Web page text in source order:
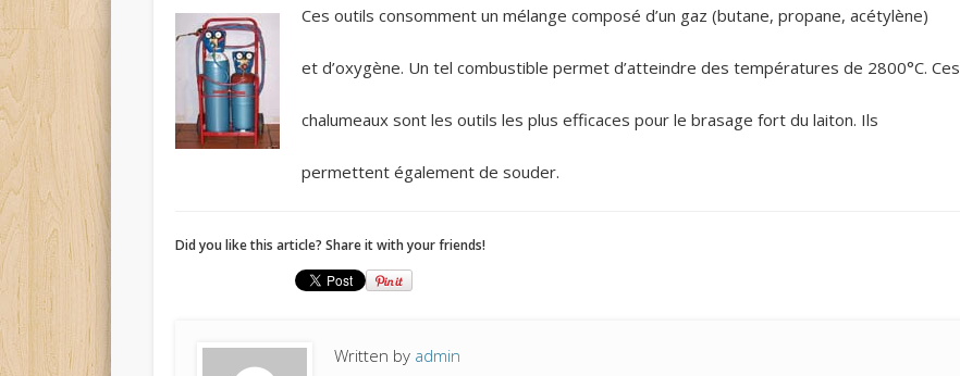
Ces outils consomment un mélange composé d’un gaz (butane, propane, acétylène)
et d’oxygène. Un tel combustible permet d’atteindre des températures de 2800°C. Ces
chalumeaux sont les outils les plus efficaces pour le brasage fort du laiton. Ils
permettent également de souder.
Did you like this article? Share it with your friends!
Written by admin